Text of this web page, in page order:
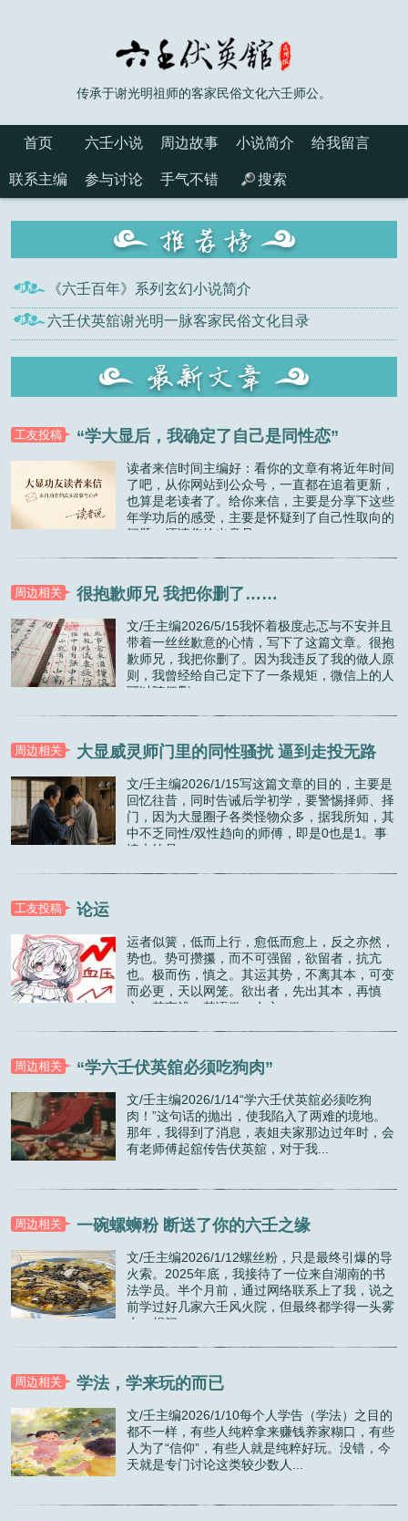
传承于谢光明祖师的客家民俗文化六壬师公。
首页 六壬小说 周边故事 小说简介 给我留言
联系主编 参与讨论 手气不错 搜索
《六壬百年》系列玄幻小说简介
六壬伏英舘谢光明一脉客家民俗文化目录
工友投稿 “学大显后，我确定了自己是同性恋”
读者来信时间主编好：看你的文章有将近年时间
了吧，从你网站到公众号，一直都在追着更新，
也算是老读者了。给你来信，主要是分享下这些
年学功后的感受，主要是怀疑到了自己性取向的
问题，还请您给出意见...
周边相关 很抱歉师兄 我把你删了……
文/壬主编2026/5/15我怀着极度忐忑与不安并且
带着一丝丝歉意的心情，写下了这篇文章。很抱
歉师兄，我把你删了。因为我违反了我的做人原
则，我曾经给自己定下了一条规矩，微信上的人
可以随便删...
周边相关 大显威灵师门里的同性骚扰 逼到走投无路
文/壬主编2026/1/15写这篇文章的目的，主要是
回忆往昔，同时告诫后学初学，要警惕择师、择
门，因为大显圈子各类怪物众多，据我所知，其
中不乏同性/双性趋向的师傅，即是0也是1。事
情大约是...
工友投稿 论运
运者似簧，低而上行，愈低而愈上，反之亦然，
势也。势可攒攥，而不可强留，欲留者，抗亢
也。极而伤，慎之。其运其势，不离其本，可变
而必更，天以网笼。欲出者，先出其本，再慎
之。其言浅，其语微，友之...
周边相关 “学六壬伏英舘必须吃狗肉”
文/壬主编2026/1/14“学六壬伏英舘必须吃狗
肉！”这句话的抛出，使我陷入了两难的境地。
那年，我得到了消息，表姐夫家那边过年时，会
有老师傅起舘传告伏英舘，对于我...
周边相关 一碗螺蛳粉 断送了你的六壬之缘
文/壬主编2026/1/12螺丝粉，只是最终引爆的导
火索。2025年底，我接待了一位来自湖南的书
法学员。半个月前，通过网络联系上了我，说之
前学过好几家六壬风火院，但最终都学得一头雾
水，想问...
周边相关 学法，学来玩的而已
文/壬主编2026/1/10每个人学告（学法）之目的
都不一样，有些人纯粹拿来赚钱养家糊口，有些
人为了“信仰”，有些人就是纯粹好玩。没错，今
天就是专门讨论这类较少数人...